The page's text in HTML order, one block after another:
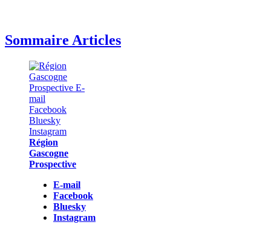
Sommaire Articles
Région
Gascogne
Prospective
E-mail
Facebook
Bluesky
Instagram